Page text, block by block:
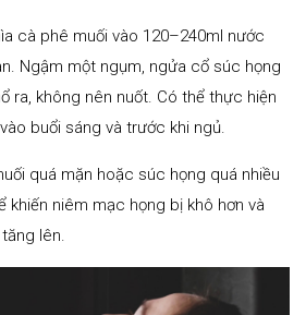
cà phê muối vào 120–240ml nước
Ngậm một ngụm, ngửa cổ súc họng
ra, không nên nuốt. Có thể thực hiện
buổi sáng và trước khi ngủ.
quá mặn hoặc súc họng quá nhiều
khiến niêm mạc họng bị khô hơn và
lên.